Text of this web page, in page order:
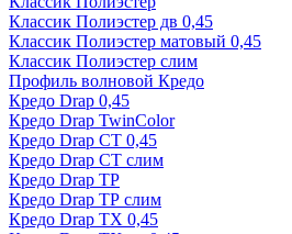
Классик Полиэстер дв 0,45
Классик Полиэстер матовый 0,45
Классик Полиэстер слим
Профиль волновой Кредо
Кредо Drap 0,45
Кредо Drap TwinColor
Кредо Drap СТ 0,45
Кредо Drap СТ слим
Кредо Drap ТР
Кредо Drap ТР слим
Кредо Drap ТХ 0,45